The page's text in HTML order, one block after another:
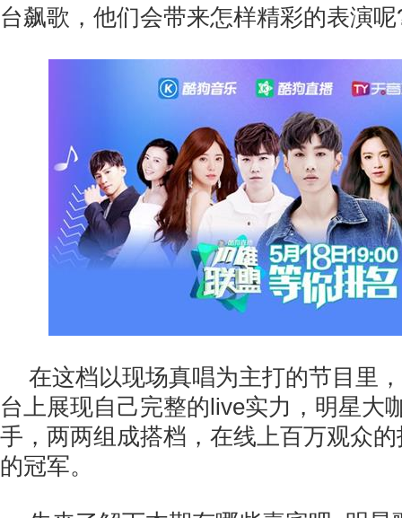
台飙歌，他们会带来怎样精彩的表演呢
在这档以现场真唱为主打的节目里
台上展现自己完整的live实力，明星大
手，两两组成搭档，在线上百万观众
的冠军。